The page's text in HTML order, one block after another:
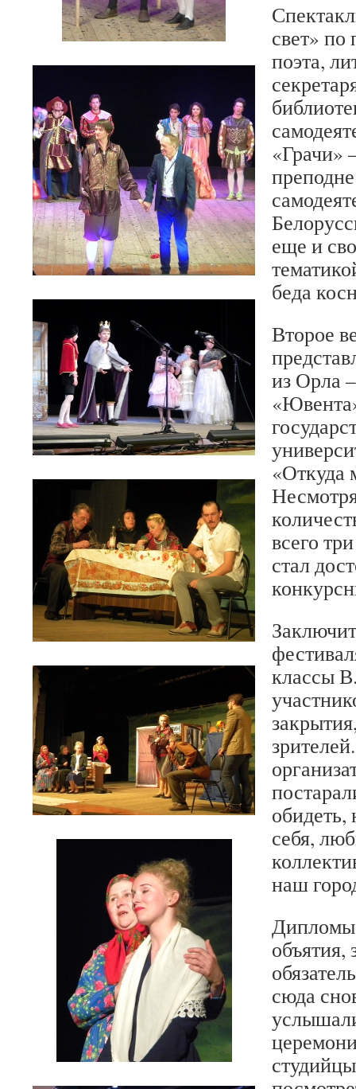
свет» по
поэта,
еще и
беда
Второе
из Орла
«Откуда
всего
стал
классы
обидеть,
себя,
наш
объятия,
сюда